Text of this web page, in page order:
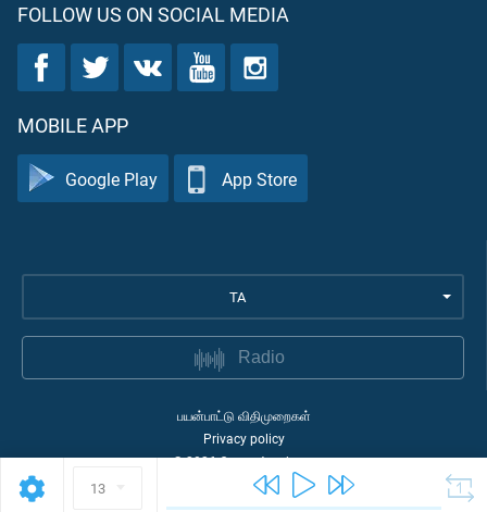
13
FOLLOW US ON SOCIAL MEDIA
MOBILE APP
Google Play App Store
TA
Radio
பயன்பாட்டு விதிமுறைகள்
Privacy policy
©2026Quran Academy